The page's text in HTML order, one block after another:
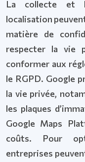
La collecte et
localisation
matière de
respecter la vie
conformer aux
le RGPD. Google
la vie privée,
les plaques
Google Maps
coûts. Pour
entreprises